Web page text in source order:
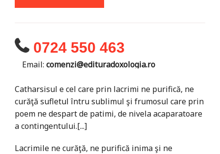
0724 550 463
Email: comenzi@edituradoxologia.ro
Catharsisul e cel care prin lacrimi ne purifică, ne
curăţă sufletul întru sublimul şi frumosul care prin
poem ne despart de patimi, de nivela acaparatoare
a contingentului.[...]
Lacrimile ne curăţă, ne purifică inima şi ne